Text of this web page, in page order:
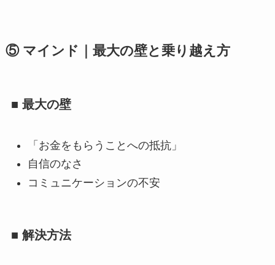
⑤ マインド｜最大の壁と乗り越え方
■ 最大の壁
「お金をもらうことへの抵抗」
自信のなさ
コミュニケーションの不安
■ 解決方法